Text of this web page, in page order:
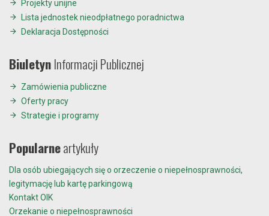
Projekty unijne
Lista jednostek nieodpłatnego poradnictwa
Deklaracja Dostępności
BiuletynInformacji Publicznej
Zamówienia publiczne
Oferty pracy
Strategie i programy
Popularneartykuły
Dla osób ubiegających się o orzeczenie o niepełnosprawności,
legitymację lub kartę parkingową
Kontakt OIK
Orzekanie o niepełnosprawności